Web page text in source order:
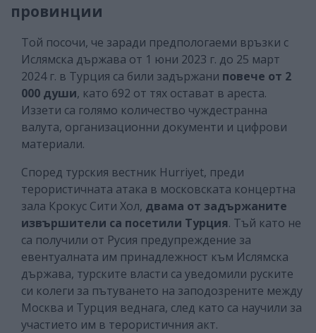
провинции
Той посочи, че заради предпологаеми връзки с
Ислямска държава от 1 юни 2023 г. до 25 март
2024 г. в Турция са били задържани повече от 2
000 души, като 692 от тях остават в ареста.
Иззети са голямо количество чуждестранна
валута, организационни документи и цифрови
материали.
Според турския вестник Hurriyet, преди
терористичната атака в московската концертна
зала Крокус Сити Хол, двама от задържаните
извършители са посетили Турция. Тъй като не
са получили от Русия предупреждение за
евентуалната им принадлежност към Ислямска
държава, турските власти са уведомили руските
си колеги за пътуването на заподозрените между
Москва и Турция веднага, след като са научили за
участието им в терористичния акт.